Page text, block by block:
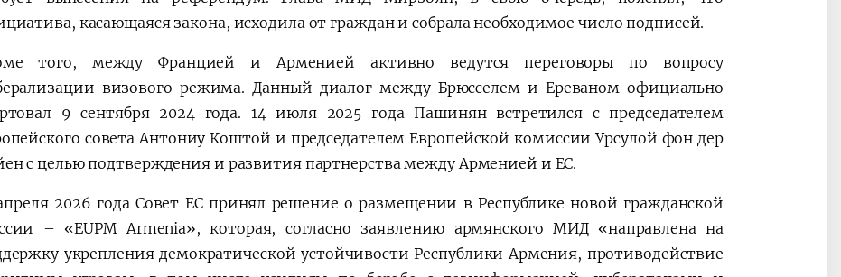
касающаяся закона, исходила от граждан и собрала необходимое число подписей.
того, между Францией и Арменией активно ведутся переговоры по вопросу
визового режима. Данный диалог между Брюсселем и Ереваном официально
9 сентября 2024 года. 14 июля 2025 года Пашинян встретился с председателем
совета Антониу Коштой и председателем Европейской комиссии Урсулой фон дер
с целью подтверждения и развития партнерства между Арменией и ЕС.
2026 года Совет ЕС принял решение о размещении в Республике новой гражданской
– «EUPM Armenia», которая, согласно заявлению армянского МИД «направлена на
укрепления демократической устойчивости Республики Армения, противодействие